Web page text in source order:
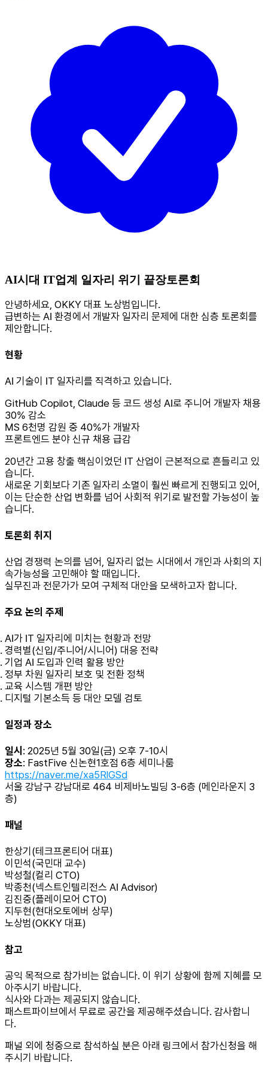
AI시대 IT업계 일자리 위기 끝장토론회
안녕하세요, OKKY 대표 노상범입니다.
급변하는 AI 환경에서 개발자 일자리 문제에 대한 심층 토론회를
제안합니다.
현황
AI 기술이 IT 일자리를 직격하고 있습니다.
GitHub Copilot, Claude 등 코드 생성 AI로 주니어 개발자 채용
30% 감소
MS 6천명 감원 중 40%가 개발자
프론트엔드 분야 신규 채용 급감
20년간 고용 창출 핵심이었던 IT 산업이 근본적으로 흔들리고 있
습니다.
새로운 기회보다 기존 일자리 소멸이 훨씬 빠르게 진행되고 있어,
이는 단순한 산업 변화를 넘어 사회적 위기로 발전할 가능성이 높
습니다.
토론회 취지
산업 경쟁력 논의를 넘어, 일자리 없는 시대에서 개인과 사회의 지
속가능성을 고민해야 할 때입니다.
실무진과 전문가가 모여 구체적 대안을 모색하고자 합니다.
주요 논의 주제
AI가 IT 일자리에 미치는 현황과 전망
경력별(신입/주니어/시니어) 대응 전략
기업 AI 도입과 인력 활용 방안
정부 차원 일자리 보호 및 전환 정책
교육 시스템 개편 방안
디지털 기본소득 등 대안 모델 검토
일정과 장소
일시 : 2025년 5월 30일(금) 오후 7-10시
장소: FastFive 신논현1호점 6층 세미나룸
https://naver.me/xa5RlGSd
서울 강남구 강남대로 464 비제바노빌딩 3-6층 (메인라운지 3
층)
패널
한상기(테크프론티어 대표)
이민석(국민대 교수)
박성철(컬리 CTO)
박종천(넥스트인텔리전스 AI Advisor)
김진중(플레이모어 CTO)
지두현(현대오토에버 상무)
노상범(OKKY 대표)
참고
공익 목적으로 참가비는 없습니다. 이 위기 상황에 함께 지혜를 모
아주시기 바랍니다.
식사와 다과는 제공되지 않습니다.
패스트파이브에서 무료로 공간을 제공해주셨습니다. 감사합니
다.
패널 외에 청중으로 참석하실 분은 아래 링크에서 참가신청을 해
주시기 바랍니다.